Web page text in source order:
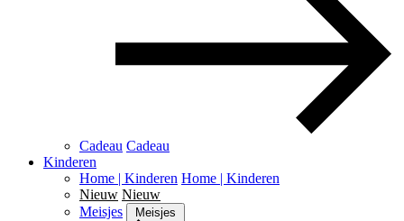
Cadeau Cadeau
Kinderen
Home | Kinderen Home | Kinderen
Nieuw Nieuw
Meisjes
Meisjes